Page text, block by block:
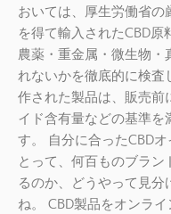
おいては、厚生労働省
を得て輸入されたCBD原
農薬・重金属・微生物・
れないかを徹底的に検査
作された製品は、販売前
イド含有量などの基準を
す。 自分に合ったCBD
とって、何百ものブラ
るのか、どうやって見
ね。 CBD製品をオンラ